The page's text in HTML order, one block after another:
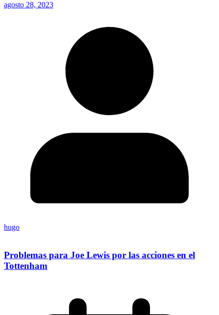
agosto 28, 2023
hugo
Problemas para Joe Lewis por las acciones en el
Tottenham